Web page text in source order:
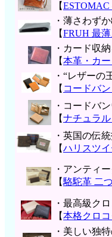
【
・薄さわず
【FRUH 最
・カード収
【本革・カ
・“レザーの
【 コードバ
・コードバ
【ナチュラ
・英国の伝
【ハリスツ
・アンティ
【駱駝革 二
・最高級ク
【本格クロ
・美しい独